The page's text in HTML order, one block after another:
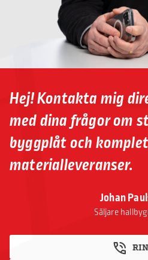
Johan
Säljare
Hej! Kontakta mig
med dina frågor om
byggplåt och
materialleveranser.